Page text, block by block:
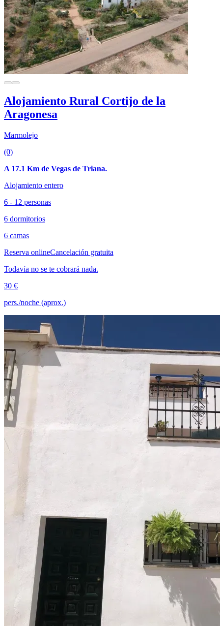
Alojamiento Rural Cortijo de la
Aragonesa
Marmolejo
(0)
A 17.1 Km de Vegas de Triana.
Alojamiento entero
6 - 12 personas
6 dormitorios
6 camas
Reserva onlineCancelación gratuita
Todavía no se te cobrará nada.
30 €
pers./noche (aprox.)